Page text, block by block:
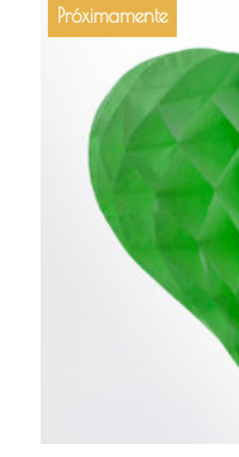
Próximamente